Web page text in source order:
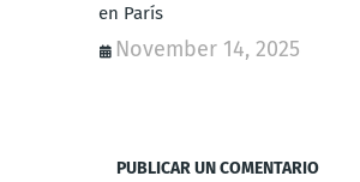
en París
November 14, 2025
PUBLICAR UN COMENTARIO